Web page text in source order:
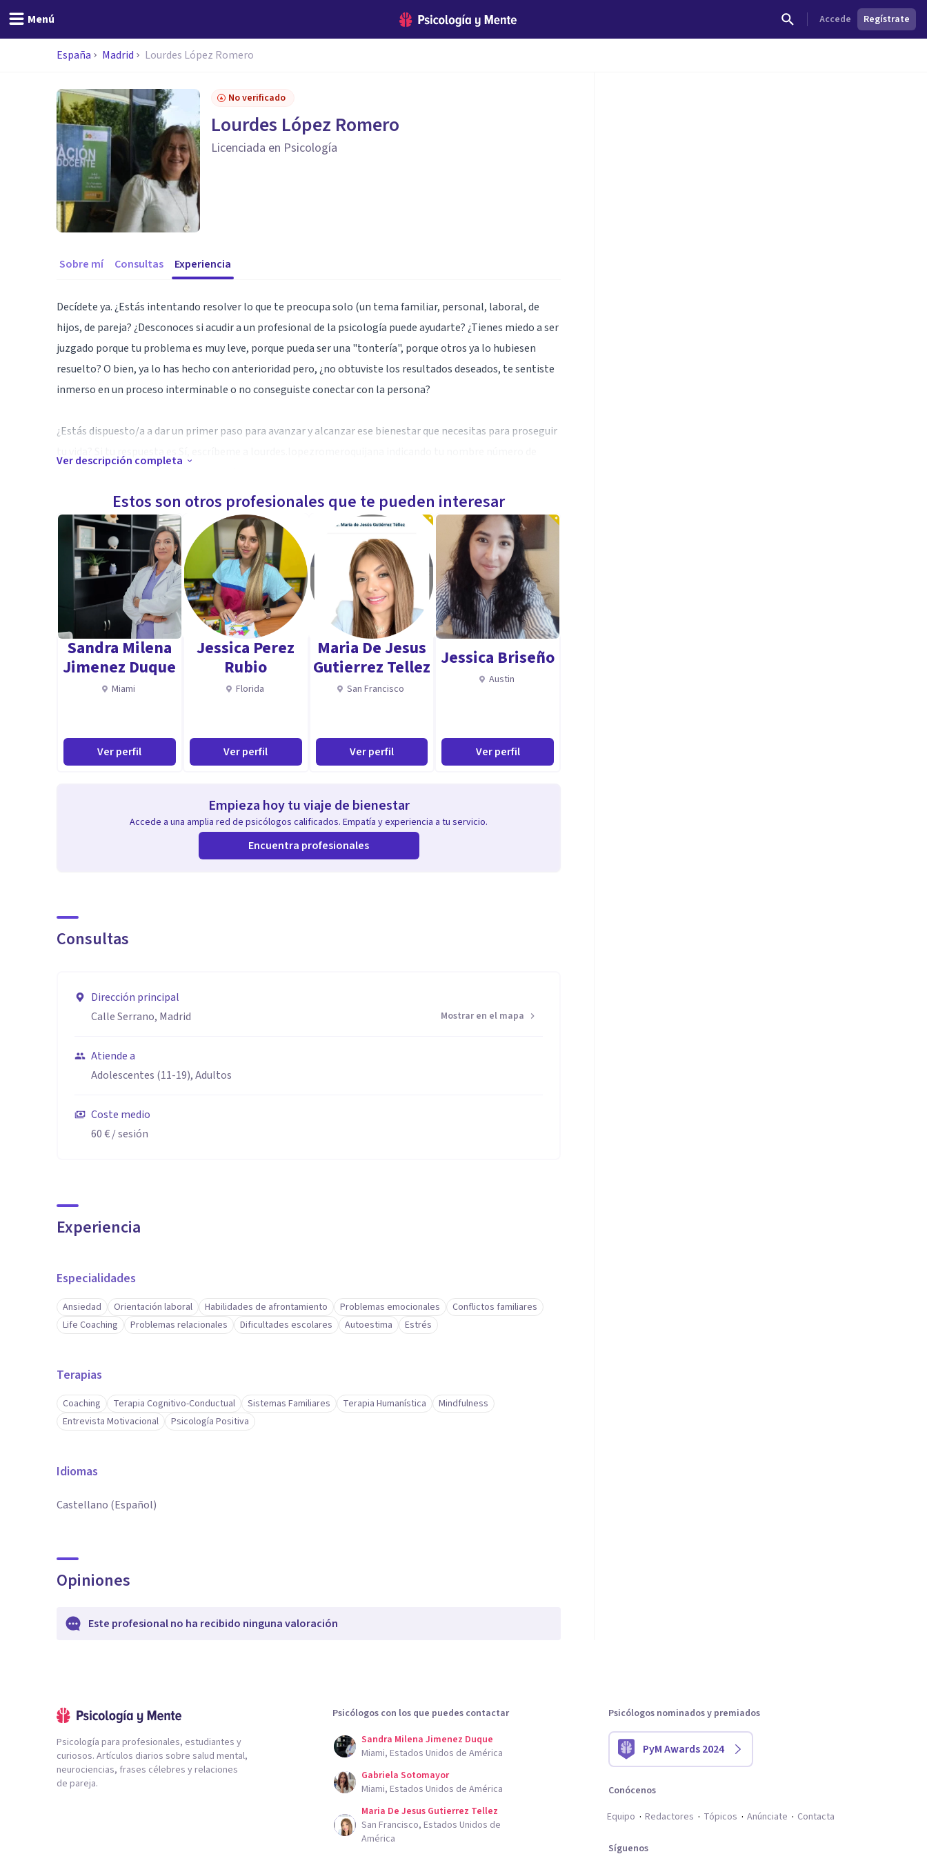
Menú Accede Regístrate
España Madrid Lourdes López Romero
No verificado
Lourdes López Romero
Licenciada en Psicología
Sobre mí Consultas Experiencia
Decídete ya. ¿Estás intentando resolver lo que te preocupa solo (un tema familiar, personal, laboral, de
hijos, de pareja? ¿Desconoces si acudir a un profesional de la psicología puede ayudarte? ¿Tienes miedo a ser
juzgado porque tu problema es muy leve, porque pueda ser una "tontería", porque otros ya lo hubiesen
resuelto? O bien, ya lo has hecho con anterioridad pero, ¿no obtuviste los resultados deseados, te sentiste
inmerso en un proceso interminable o no conseguiste conectar con la persona?
¿Estás dispuesto/a a dar un primer paso para avanzar y alcanzar ese bienestar que necesitas para proseguir
Ver descripción completa
Estos son otros profesionales que te pueden interesar
Sandra Milena
Jimenez Duque
Miami
Ver perfil
Jessica Perez
Rubio
Florida
Ver perfil
Maria De Jesus
Gutierrez Tellez
San Francisco
Ver perfil
Jessica Briseño
Austin
Ver perfil
Empieza hoy tu viaje de bienestar
Accede a una amplia red de psicólogos calificados. Empatía y experiencia a tu servicio.
Encuentra profesionales
Consultas
Dirección principal
Calle Serrano, Madrid
Mostrar en el mapa
Atiende a
Adolescentes (11-19), Adultos
Coste medio
60 €/ sesión
Experiencia
Especialidades
Ansiedad Orientación laboral Habilidades de afrontamiento Problemas emocionales
Conflictos familiares
Life Coaching
Problemas relacionales Dificultades escolares Autoestima Estrés
Terapias
Coaching Terapia Cognitivo-Conductual Sistemas Familiares Terapia Humanística
Mindfulness
Entrevista Motivacional
Psicología Positiva
Idiomas
Castellano (Español)
Opiniones
Este profesional no ha recibido ninguna valoración
Psicología para profesionales, estudiantes y
curiosos. Artículos diarios sobre salud mental,
neurociencias, frases célebres y relaciones
de pareja.
Psicólogos con los que puedes contactar
Sandra Milena Jimenez Duque
Miami, Estados Unidos de América
Gabriela Sotomayor
Miami, Estados Unidos de América
Maria De Jesus Gutierrez Tellez
San Francisco, Estados Unidos de
América
Psicólogos nominados y premiados
PyM Awards 2024
Conócenos
Equipo
Redactores Tópicos Anúnciate Contacta
Síguenos